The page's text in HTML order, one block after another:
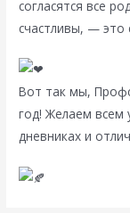
согласятся все
счастливы, — это
Вот так мы,
год! Желаем всем
дневниках и